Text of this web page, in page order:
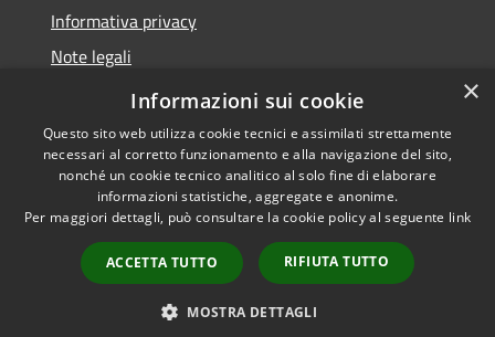
Informativa privacy
Note legali
Dichiarazione di accessibilità
Accessibilità
Copyright © 2026 • Comune di
Pessano con Bornago •
Powered byMunicipium
Accesso redazione
×
Informazioni sui cookie
Questo sito web utilizza cookie tecnici e assimilati strettamente
necessari al corretto funzionamento e alla navigazione del sito,
nonché un cookie tecnico analitico al solo fine di elaborare
informazioni statistiche, aggregate e anonime.
Per maggiori dettagli, può consultare la cookie policy al seguente link
ACCETTA TUTTO RIFIUTA TUTTO
MOSTRA DETTAGLI